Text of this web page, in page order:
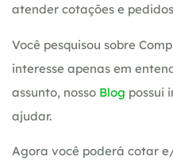
atender cotações e
Você pesquisou sobre
interesse apenas em
assunto, nosso Blog possui
ajudar.
Agora você poderá cotar